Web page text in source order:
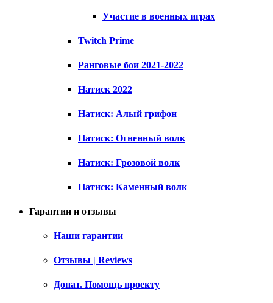
Участие в военных играх
Twitch Prime
Ранговые бои 2021-2022
Натиск 2022
Натиск: Алый грифон
Натиск: Огненный волк
Натиск: Грозовой волк
Натиск: Каменный волк
Гарантии и отзывы
Наши гарантии
Отзывы | Reviews
Донат. Помощь проекту